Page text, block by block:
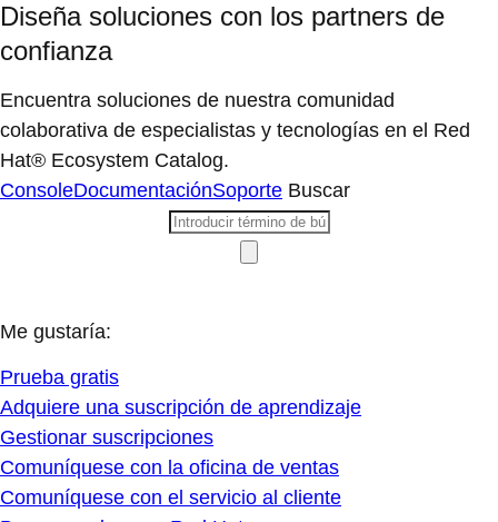
Diseña soluciones con los partners de
confianza
Encuentra soluciones de nuestra comunidad
colaborativa de especialistas y tecnologías en el Red
Hat® Ecosystem Catalog.
ConsoleDocumentaciónSoporte Buscar
Me gustaría:
Prueba gratis
Adquiere una suscripción de aprendizaje
Gestionar suscripciones
Comuníquese con la oficina de ventas
Comuníquese con el servicio al cliente